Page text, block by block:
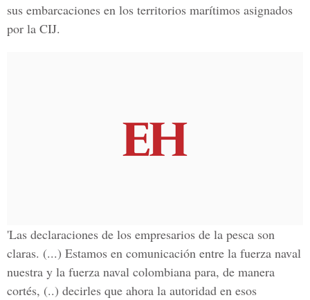
sus embarcaciones en los territorios marítimos asignados
por la CIJ.
'Las declaraciones de los empresarios de la pesca son
claras. (...) Estamos en comunicación entre la fuerza naval
nuestra y la fuerza naval colombiana para, de manera
cortés, (..) decirles que ahora la autoridad en esos